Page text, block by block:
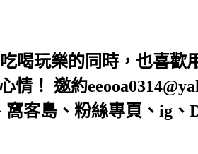
喝玩樂的同時，也喜歡
！ 邀約
客島、粉絲專頁、ig